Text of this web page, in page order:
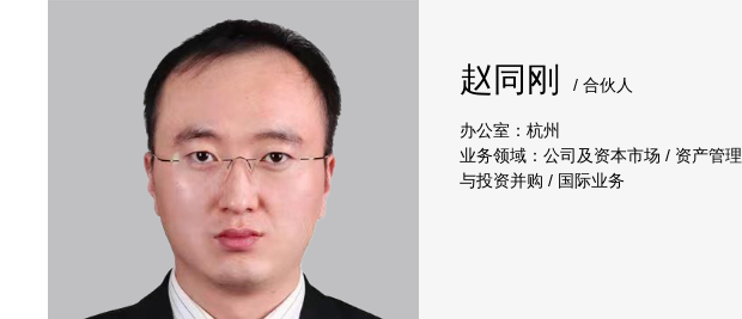
赵同刚 / 合伙人
办公室：杭州
业务领域：公司及资本市场 / 资产管理
与投资并购 / 国际业务